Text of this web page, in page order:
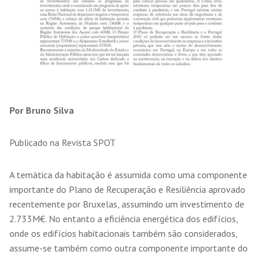
Por Bruno Silva
Publicado na Revista SPOT
A temática da habitação é assumida como uma componente
importante do Plano de Recuperação e Resiliência aprovado
recentemente por Bruxelas, assumindo um investimento de
2.733M€. No entanto a eficiência energética dos edifícios,
onde os edifícios habitacionais também são considerados,
assume-se também como outra componente importante do